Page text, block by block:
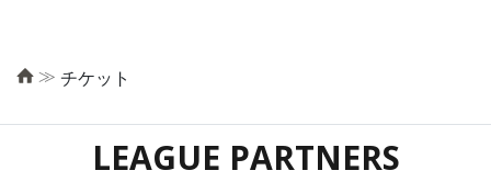
≫ チケット
LEAGUE PARTNERS